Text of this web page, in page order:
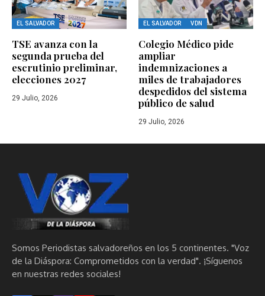
EL SALVADOR
TSE avanza con la
segunda prueba del
escrutinio preliminar,
elecciones 2027
29 Julio, 2026
EL SALVADOR VDN
Colegio Médico pide
ampliar
indemnizaciones a
miles de trabajadores
despedidos del sistema
público de salud
29 Julio, 2026
Somos Periodistas salvadoreños en los 5 continentes. "Voz
de la Diáspora: Comprometidos con la verdad". ¡Síguenos
en nuestras redes sociales!